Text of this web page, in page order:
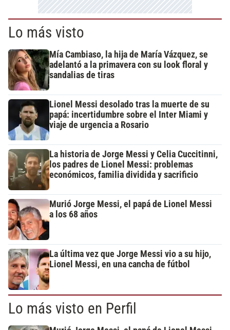
Lo más visto
Mía Cambiaso, la hija de María Vázquez, se
adelantó a la primavera con su look floral y
sandalias de tiras
Lionel Messi desolado tras la muerte de su
papá: incertidumbre sobre el Inter Miami y
viaje de urgencia a Rosario
La historia de Jorge Messi y Celia Cuccitinni,
los padres de Lionel Messi: problemas
económicos, familia dividida y sacrificio
Murió Jorge Messi, el papá de Lionel Messi
a los 68 años
La última vez que Jorge Messi vio a su hijo,
Lionel Messi, en una cancha de fútbol
Lo más visto en Perfil